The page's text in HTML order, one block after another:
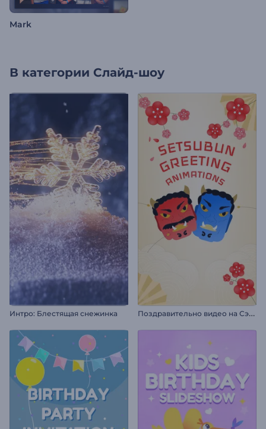
Mark
В категории Слайд-шоу
Интро: Блестящая снежинка П
оздравительно видео на Сэцубун